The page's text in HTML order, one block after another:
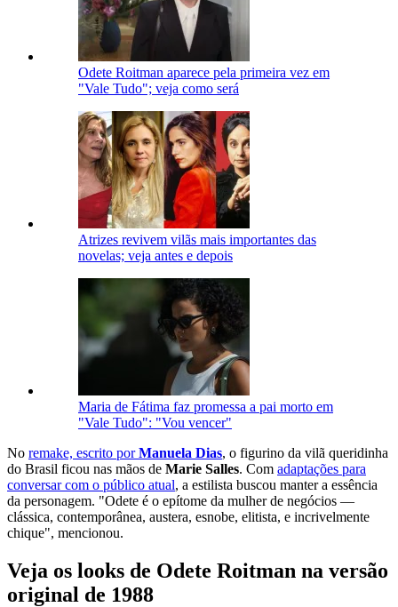
Odete Roitman aparece pela primeira vez em
"Vale Tudo"; veja como será
Atrizes revivem vilãs mais importantes das
novelas; veja antes e depois
Maria de Fátima faz promessa a pai morto em
"Vale Tudo": "Vou vencer"
No remake, escrito porManuela Dias, o figurino da vilã queridinha
do Brasil ficou nas mãos de Marie Salles. Com adaptações para
conversar com o público atual, a estilista buscou manter a essência
da personagem. "Odete é o epítome da mulher de negócios —
clássica, contemporânea, austera, esnobe, elitista, e incrivelmente
chique", mencionou.
Veja os looks de Odete Roitman na versão
original de 1988